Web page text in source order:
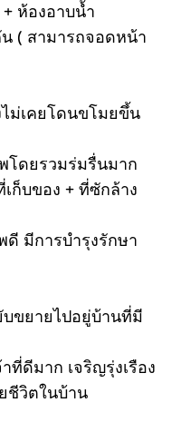
ห้องอาบน้ำ
( สามารถจอดหน้า
ม่เคยโดนขโมยขึ้น
โดยรวมร่มรื่นมาก
ก็บของ + ที่ซักล้าง
มีการบำรุงรักษา
ขยายไปอยู่บ้านที่มี
ที่ดีมาก เจริญรุ่งเรือง
ชีวิตในบ้าน